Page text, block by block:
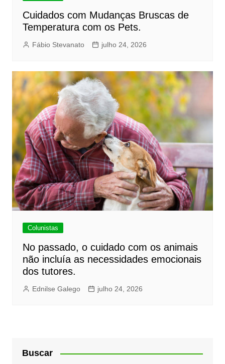
Cuidados com Mudanças Bruscas de
Temperatura com os Pets.
Fábio Stevanato julho 24, 2026
Colunistas
No passado, o cuidado com os animais
não incluía as necessidades emocionais
dos tutores.
Ednilse Galego julho 24, 2026
Buscar